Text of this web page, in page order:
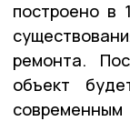
построено в
ремонта.
объект